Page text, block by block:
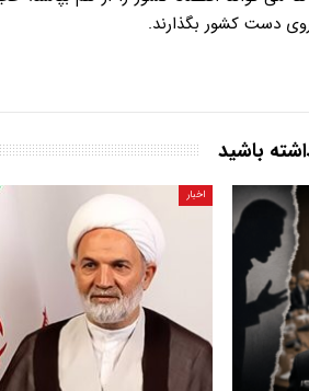
دست کشور بگذارند.
باشید
اخبار